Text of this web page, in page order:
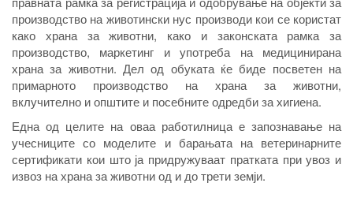
производство на животински нус производи кои се користат
како храна за животни, како и законската рамка за
производство, маркетинг и употреба на медицинирана
храна за животни. Дел од обуката ќе биде посветен на
примарното производство на храна за животни,
вклучително и општите и посебните одредби за хигиена.
Една од целите на оваа работилница е запознавање на
учесниците со моделите и барањата на ветеринарните
сертификати кои што ја придружуваат пратката при увоз и
извоз на храна за животни од и до трети земји.